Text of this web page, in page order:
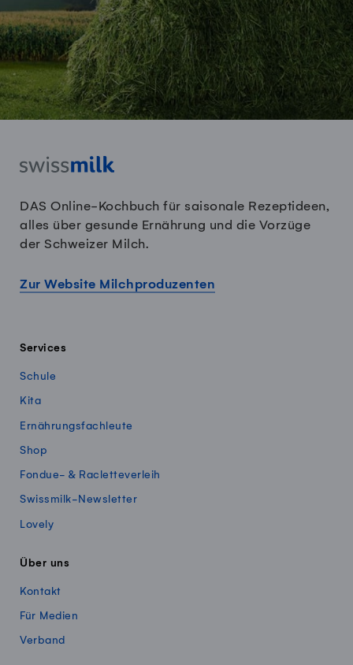
DAS Online-Kochbuch für saisonale Rezeptideen,
alles über gesunde Ernährung und die Vorzüge
der Schweizer Milch.
Zur Website Milchproduzenten
Services
Schule
Kita
Ernährungsfachleute
Shop
Fondue- & Racletteverleih
Swissmilk-Newsletter
Lovely
Über uns
Kontakt
Für Medien
Verband